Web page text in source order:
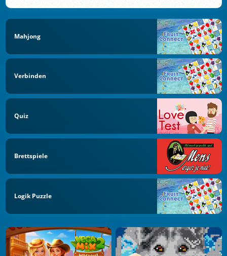
Mahjong
Verbinden
Quiz
Brettspiele
Logik Puzzle